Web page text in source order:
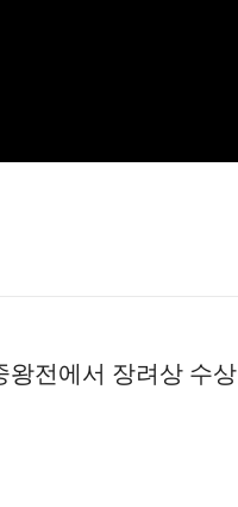
왕전에서 장려상 수상